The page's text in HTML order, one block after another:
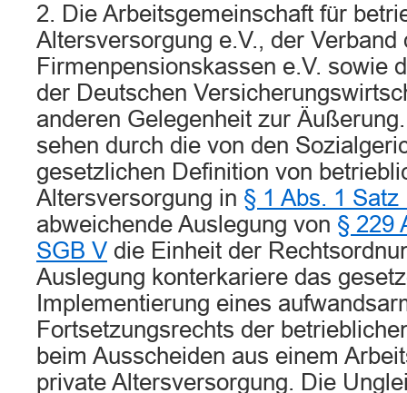
2. Die Arbeitsgemeinschaft für
Altersversorgung e.V., der Verband
Firmenpensionskassen e.V. sowie
der Deutschen
anderen Gelegenheit zur
sehen durch die von den
gesetzlichen Definition von
Altersversorgung in § 1 Abs. 1 Satz
abweichende Auslegung von § 229
SGB V die Einheit der
Auslegung konterkariere das
Implementierung eines
Fortsetzungsrechts der
beim Ausscheiden aus einem
private Altersversorgung. Die